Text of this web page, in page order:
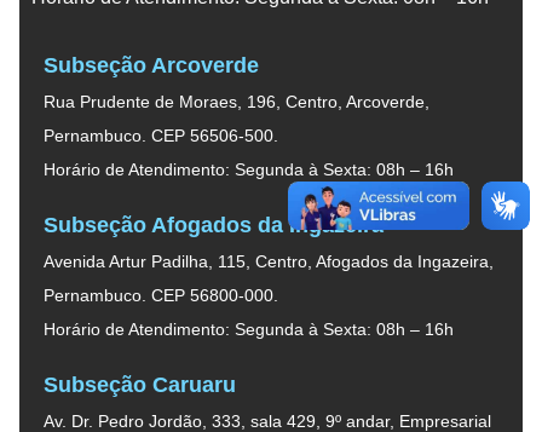
Subseção Arcoverde
Rua Prudente de Moraes, 196, Centro, Arcoverde,
Pernambuco. CEP 56506-500.
Horário de Atendimento: Segunda à Sexta: 08h – 16h
Subseção Afogados da Ingazeira
Avenida Artur Padilha, 115, Centro, Afogados da Ingazeira,
Pernambuco. CEP 56800-000.
Horário de Atendimento: Segunda à Sexta: 08h – 16h
Subseção Caruaru
Av. Dr. Pedro Jordão, 333, sala 429, 9º andar, Empresarial